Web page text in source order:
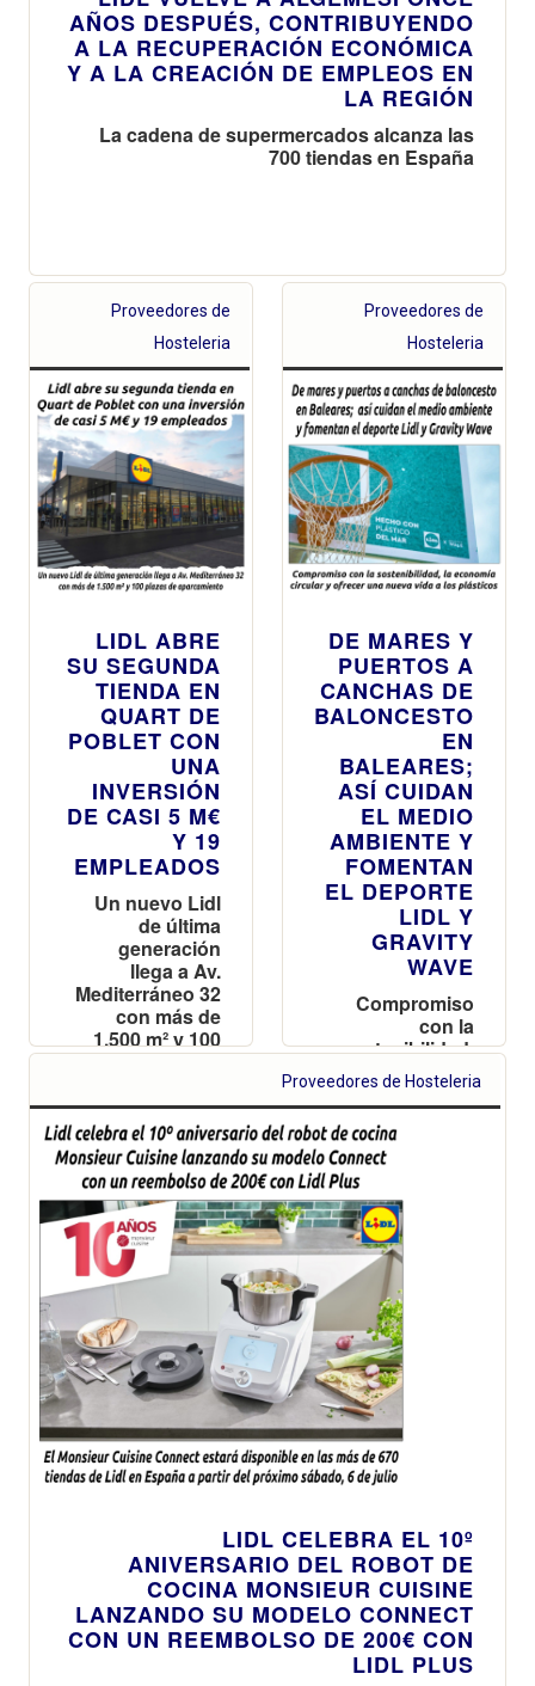
AÑOS DESPUÉS, CONTRIBUYENDO
A LA RECUPERACIÓN ECONÓMICA
Y A LA CREACIÓN DE EMPLEOS EN
LA REGIÓN
La cadena de supermercados alcanza las
700 tiendas en España
Proveedores de
Hosteleria
LIDL ABRE
SU SEGUNDA
TIENDA EN
QUART DE
POBLET CON
UNA
INVERSIÓN
DE CASI 5 M€
Y 19
EMPLEADOS
Un nuevo Lidl
de última
generación
llega a Av.
Mediterráneo 32
con más de
1.500 m² y 100
plazas de
Proveedores de
Hosteleria
DE MARES Y
PUERTOS A
CANCHAS DE
BALONCESTO
EN
BALEARES;
ASÍ CUIDAN
EL MEDIO
AMBIENTE Y
FOMENTAN
EL DEPORTE
LIDL Y
GRAVITY
WAVE
Compromiso
con la
sostenibilidad,
la economía
circular y
ofrecer una
nueva vida a los
Proveedores de Hosteleria
LIDL CELEBRA EL 10º
ANIVERSARIO DEL ROBOT DE
COCINA MONSIEUR CUISINE
LANZANDO SU MODELO CONNECT
CON UN REEMBOLSO DE 200€ CON
LIDL PLUS